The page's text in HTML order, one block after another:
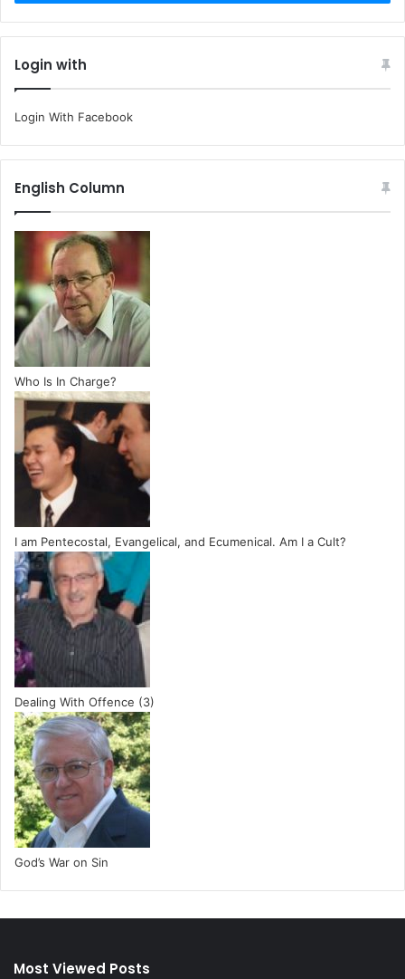
Login with
Login With Facebook
English Column
Who Is In Charge?
I am Pentecostal, Evangelical, and Ecumenical. Am I a Cult?
Dealing With Offence (3)
God’s War on Sin
Most Viewed Posts